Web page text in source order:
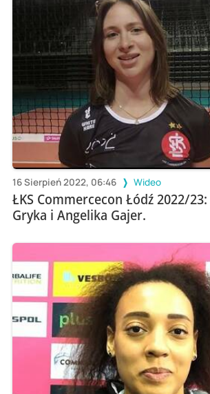
16 Sierpień 2022, 06:46 Wideo
ŁKS Commercecon Łódź 2022/
Gryka i Angelika Gajer.